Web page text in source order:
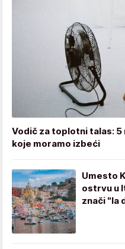
Vodič za toplotni talas:
koje moramo izbeći
Umesto
ostrvu u
znači "la